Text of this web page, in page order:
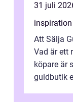
31 juli
inspiration
Att Sälja
Vad är ett
köpare är
guldbutik